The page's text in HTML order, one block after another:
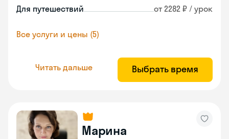
Для путешествий от 2282 ₽ / урок
Все услуги и цены (5)
Читать дальше Выбрать время
Марина